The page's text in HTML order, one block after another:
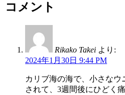
コメント
Rikako Takei より:
2024年1月30日 9:44 PM
カリブ海の海で、小さなウ
されて、3週間後にひどく